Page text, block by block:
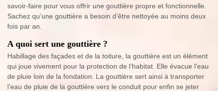
savoir-faire pour vous offrir une gouttière propre et fonctionnelle.
Sachez qu’une gouttière a besoin d’être nettoyée au moins deux
fois par an.
A quoi sert une gouttière ?
Habillage des façades et de la toiture, la gouttière est un élément
qui joue vivement pour la protection de l’habitat. Elle évacue l’eau
de pluie loin de la fondation. La gouttière sert ainsi à transporter
l’eau de pluie de la gouttière vers le conduit pour enfin se jeter